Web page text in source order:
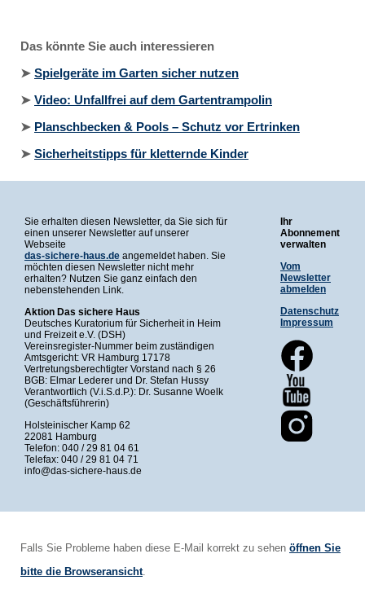
Das könnte Sie auch interessieren
➤ Spielgeräte im Garten sicher nutzen
➤ Video: Unfallfrei auf dem Gartentrampolin
➤ Planschbecken & Pools – Schutz vor Ertrinken
➤ Sicherheitstipps für kletternde Kinder
Sie erhalten diesen Newsletter, da Sie sich für
einen unserer Newsletter auf unserer
Webseite
das-sichere-haus.de angemeldet haben. Sie
möchten diesen Newsletter nicht mehr
erhalten? Nutzen Sie ganz einfach den
nebenstehenden Link.
Aktion Das sichere Haus
Deutsches Kuratorium für Sicherheit in Heim
und Freizeit e.V. (DSH)
Vereinsregister-Nummer beim zuständigen
Amtsgericht: VR Hamburg 17178
Vertretungsberechtigter Vorstand nach § 26
BGB: Elmar Lederer und Dr. Stefan Hussy
Verantwortlich (V.i.S.d.P.): Dr. Susanne Woelk
(Geschäftsführerin)
Holsteinischer Kamp 62
22081 Hamburg
Telefon: 040 / 29 81 04 61
Telefax: 040 / 29 81 04 71
info@das-sichere-haus.de
Ihr
Abonnement
verwalten
Vom
Newsletter
abmelden
Datenschutz
Impressum
Falls Sie Probleme haben diese E-Mail korrekt zu sehen öffnen Sie
bitte die Browseransicht.